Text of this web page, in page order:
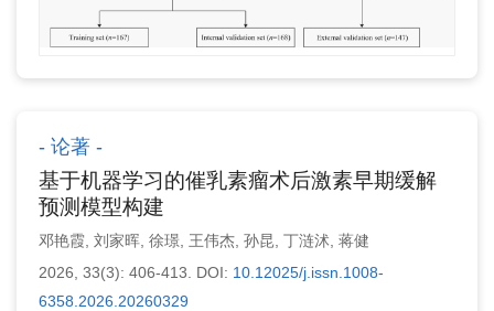
论著
基于机器学习的催乳素瘤术后激素早期缓解
预测模型构建
邓艳霞 刘家晖 徐璟 王伟杰 孙昆 丁涟沭 蒋健
2026, 33(3): 406-413.
DOI: 10.12025/j.issn.1008-
6358.2026.20260329